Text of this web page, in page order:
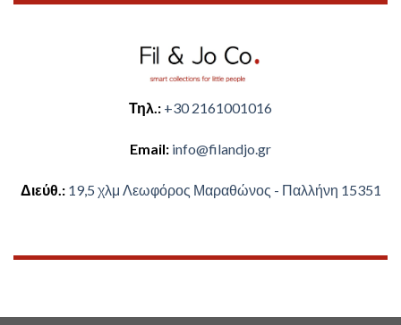
Τηλ.: +30 2161001016
Email: ​info@filandjo.gr
Διεύθ.: ​​19,5 χλμ Λεωφόρος Μαραθώνος - ​​Παλλήνη 15351